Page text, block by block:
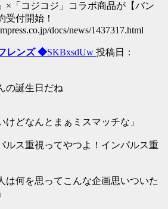
×「コジコジ」コラボ商品が【バン
受付開始！
docs/news/1437317.html
レンズ ◆SKBxsdUw 投稿日：
の誕生日だね
けどなんとまぁミスマッチな」
ルス重視ってやつよ！インパルス重
は何を思ってこんな企画思いついた